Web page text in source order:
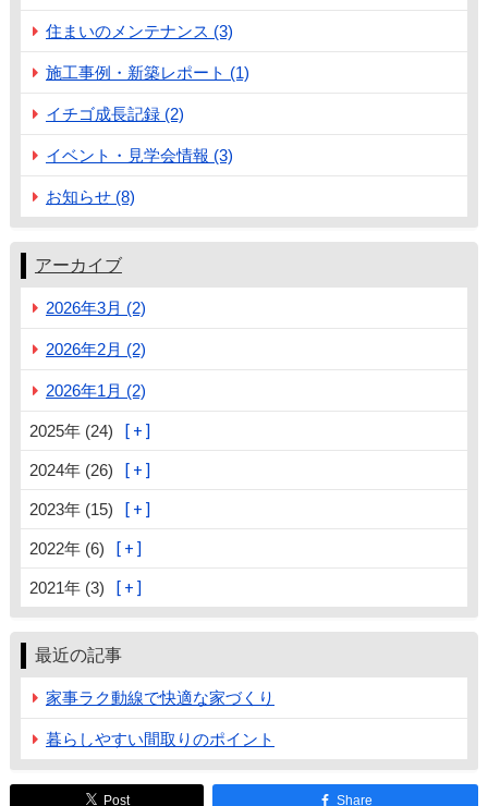
住まいのメンテナンス (3)
施工事例・新築レポート (1)
イチゴ成長記録 (2)
イベント・見学会情報 (3)
お知らせ (8)
アーカイブ
2026年3月 (2)
2026年2月 (2)
2026年1月 (2)
2025年 (24)
2024年 (26)
2023年 (15)
2022年 (6)
2021年 (3)
最近の記事
家事ラク動線で快適な家づくり
暮らしやすい間取りのポイント
Post Share